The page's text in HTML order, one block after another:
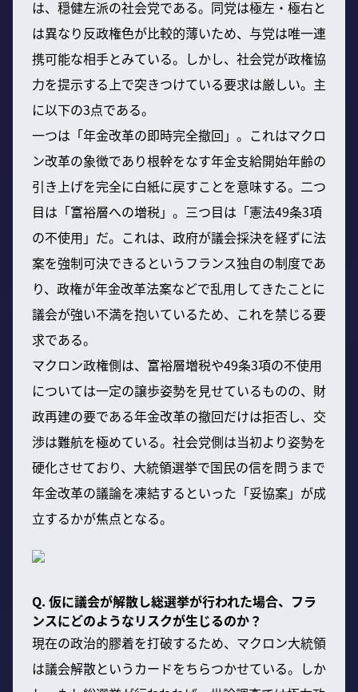
は、穏健左派の社会党である。同党は極左・極右と
は異なり反政権色が比較的薄いため、与党は唯一連
携可能な相手とみている。しかし、社会党が政権協
力を提示する上で突きつけている要求は厳しい。主
に以下の3点である。
一つは「年金改革の即時完全撤回」。これはマクロ
ン改革の象徴であり根幹をなす年金支給開始年齢の
引き上げを完全に白紙に戻すことを意味する。二つ
目は「富裕層への増税」。三つ目は「憲法49条3項
の不使用」だ。これは、政府が議会採決を経ずに法
案を強制可決できるというフランス独自の制度であ
り、政権が年金改革法案などで乱用してきたことに
議会が強い不満を抱いているため、これを禁じる要
求である。
マクロン政権側は、富裕層増税や49条3項の不使用
については一定の譲歩姿勢を見せているものの、財
政再建の要である年金改革の撤回だけは拒否し、交
渉は難航を極めている。社会党側は当初より姿勢を
硬化させており、大統領選挙で国民の信を問うまで
年金改革の議論を凍結するといった「妥協案」が成
立するかが焦点となる。
Q. 仮に議会が解散し総選挙が行われた場合、フラ
ンスにどのようなリスクが生じるのか？
現在の政治的膠着を打破するため、マクロン大統領
は議会解散というカードをちらつかせている。しか